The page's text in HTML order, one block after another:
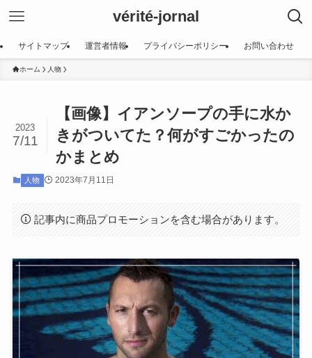
vérité-jornal
サイトマップ 運営者情報 プライバシーポリシー お問い合わせ
ホーム 人物
【画像】イアンソープの手に水か
きがついてた？何がすごかったの
かまとめ
2023
7/11
人物 2023年7月11日
記事内に商品プロモーションを含む場合があります。